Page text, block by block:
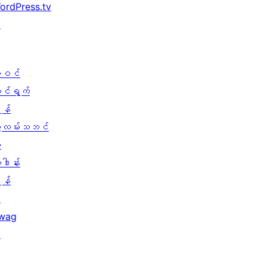
ဝင်
ာင်ရွက်
န်
လမ်းသဘင်
ါန်း
န်